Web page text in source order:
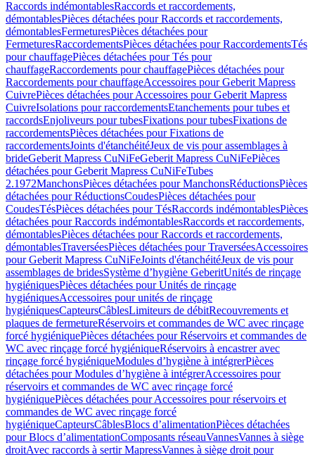
Raccords indémontablesRaccords et raccordements,
démontablesPièces détachées pour Raccords et raccordements,
démontablesFermeturesPièces détachées pour
FermeturesRaccordementsPièces détachées pour RaccordementsTés
pour chauffagePièces détachées pour Tés pour
chauffageRaccordements pour chauffagePièces détachées pour
Raccordements pour chauffageAccessoires pour Geberit Mapress
CuivrePièces détachées pour Accessoires pour Geberit Mapress
CuivreIsolations pour raccordementsEtanchements pour tubes et
raccordsEnjoliveurs pour tubesFixations pour tubesFixations de
raccordementsPièces détachées pour Fixations de
raccordementsJoints d'étanchéitéJeux de vis pour assemblages à
brideGeberit Mapress CuNiFeGeberit Mapress CuNiFePièces
détachées pour Geberit Mapress CuNiFeTubes
2.1972ManchonsPièces détachées pour ManchonsRéductionsPièces
détachées pour RéductionsCoudesPièces détachées pour
CoudesTésPièces détachées pour TésRaccords indémontablesPièces
détachées pour Raccords indémontablesRaccords et raccordements,
démontablesPièces détachées pour Raccords et raccordements,
démontablesTraverséesPièces détachées pour TraverséesAccessoires
pour Geberit Mapress CuNiFeJoints d'étanchéitéJeux de vis pour
assemblages de bridesSystème d’hygiène GeberitUnités de rinçage
hygiéniquesPièces détachées pour Unités de rinçage
hygiéniquesAccessoires pour unités de rinçage
hygiéniquesCapteursCâblesLimiteurs de débitRecouvrements et
plaques de fermetureRéservoirs et commandes de WC avec rinçage
forcé hygiéniquePièces détachées pour Réservoirs et commandes de
WC avec rinçage forcé hygiéniqueRéservoirs à encastrer avec
rinçage forcé hygiéniqueModules d’hygiène à intégrerPièces
détachées pour Modules d’hygiène à intégrerAccessoires pour
réservoirs et commandes de WC avec rinçage forcé
hygiéniquePièces détachées pour Accessoires pour réservoirs et
commandes de WC avec rinçage forcé
hygiéniqueCapteursCâblesBlocs d’alimentationPièces détachées
pour Blocs d’alimentationComposants réseauVannesVannes à siège
droitAvec raccords à sertir MapressVannes à siège droit pour